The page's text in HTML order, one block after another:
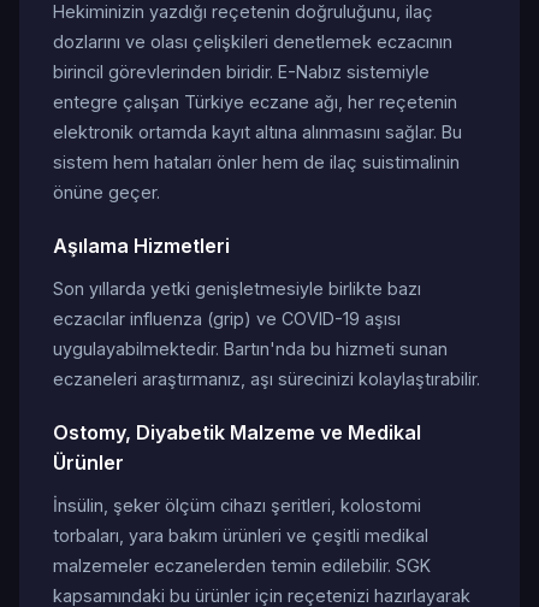
Hekiminizin yazdığı reçetenin doğruluğunu, ilaç
dozlarını ve olası çelişkileri denetlemek eczacının
birincil görevlerinden biridir. E-Nabız sistemiyle
entegre çalışan Türkiye eczane ağı, her reçetenin
elektronik ortamda kayıt altına alınmasını sağlar. Bu
sistem hem hataları önler hem de ilaç suistimalinin
önüne geçer.
Aşılama Hizmetleri
Son yıllarda yetki genişletmesiyle birlikte bazı
eczacılar influenza (grip) ve COVID-19 aşısı
uygulayabilmektedir. Bartın'nda bu hizmeti sunan
eczaneleri araştırmanız, aşı sürecinizi kolaylaştırabilir.
Ostomy, Diyabetik Malzeme ve Medikal
Ürünler
İnsülin, şeker ölçüm cihazı şeritleri, kolostomi
torbaları, yara bakım ürünleri ve çeşitli medikal
malzemeler eczanelerden temin edilebilir. SGK
kapsamındaki bu ürünler için reçetenizi hazırlayarak